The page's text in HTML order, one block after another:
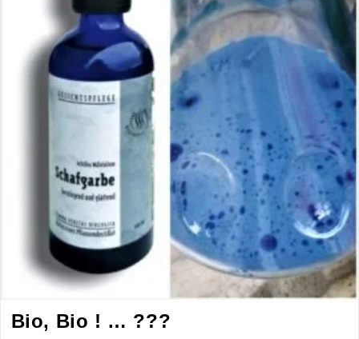
Bio, Bio ! … ???